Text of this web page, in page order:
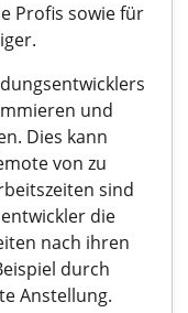
Profis sowie für
und
Dies kann
von zu
sind
die
nach ihren
durch
Anstellung.